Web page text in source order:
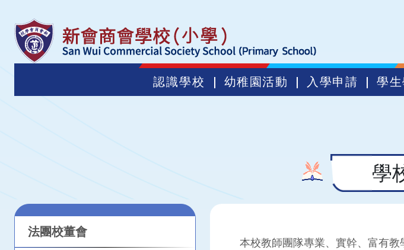
認識學校 幼稚園活動 入學申請 學生
學
法團校董會
本校教師團隊專業、實幹、富有